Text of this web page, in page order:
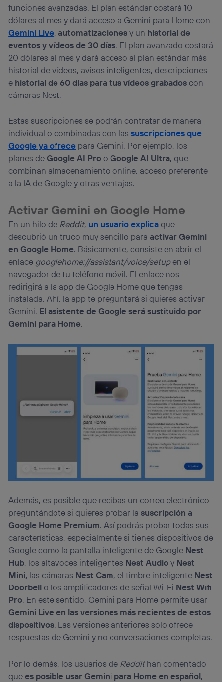
funciones avanzadas. El plan estándar costará 10
dólares al mes y dará acceso a Gemini para Home con
Gemini Live, automatizacionesy un historial de
eventos y vídeos de 30 días. El plan avanzado costará
20 dólares al mes y dará acceso al plan estándar más
historial de vídeos, avisos inteligentes, descripciones
e historial de 60 días para tus vídeos grabadoscon
cámaras Nest.
Estas suscripciones se podrán contratar de manera
individual o combinadas con lassuscripciones que
Google ya ofrece para Gemini. Por ejemplo, los
planes de Google AI Proo Google AI Ultra, que
combinan almacenamiento online, acceso preferente
a la IA de Google y otras ventajas.
Activar Gemini en Google Home
En un hilo de Reddit, un usuario explicaque
descubrió un truco muy sencillo para activar Gemini
en Google Home. Básicamente, consiste en abrir el
enlace googlehome://assistant/voice/setupen el
navegador de tu teléfono móvil. El enlace nos
redirigirá a la app de Google Home que tengas
instalada. Ahí, la app te preguntará si quieres activar
Gemini. El asistente de Google será sustituido por
Gemini para Home.
Además, es posible que recibas un correo electrónico
preguntándote si quieres probar lasuscripción a
Google Home Premium. Así podrás probar todas sus
características, especialmente si tienes dispositivos de
Google como la pantalla inteligente de Google Nest
Hub, los altavoces inteligentes Nest Audioy Nest
Mini, las cámaras Nest Cam, el timbre inteligente Nest
Doorbello los amplificadores de señal Wi-Fi Nest Wifi
Pro. En este sentido, Gemini para Home permite usar
Gemini Live en las versiones más recientes de estos
dispositivos. Las versiones anteriores solo ofrece
respuestas de Gemini y no conversaciones completas.
Por lo demás, los usuarios de Reddithan comentado
quees posible usar Gemini para Home en español,